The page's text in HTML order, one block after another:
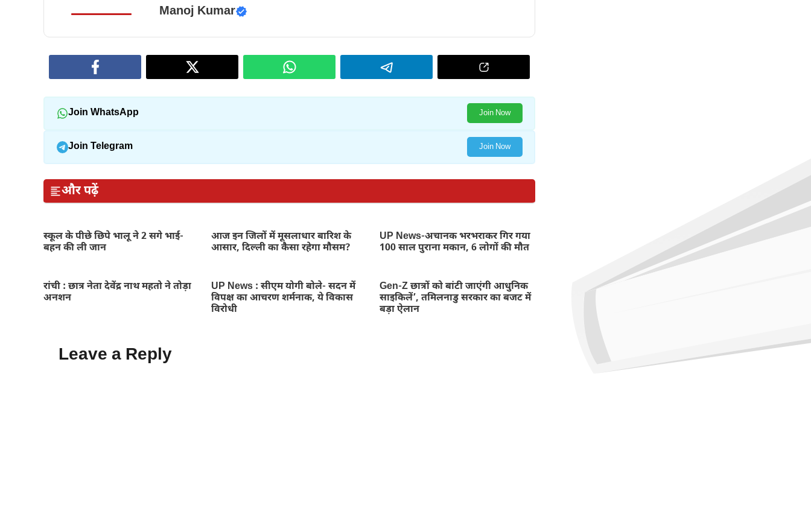
Manoj Kumar
Join WhatsApp Join Now
Join Telegram Join Now
और पढ़ें
स्कूल के पीछे छिपे भालू ने 2 सगे भाई-
बहन की ली जान
आज इन जिलों में मूसलाधार बारिश के
आसार, दिल्ली का कैसा रहेगा मौसम?
UP News-अचानक भरभराकर गिर गया
100 साल पुराना मकान, 6 लोगों की मौत
रांची : छात्र नेता देवेंद्र नाथ महतो ने तोड़ा
अनशन
UP News : सीएम योगी बोले- सदन में
विपक्ष का आचरण शर्मनाक, ये विकास
विरोधी
Gen-Z छात्रों को बांटी जाएंगी आधुनिक
साइकिलें’, तमिलनाडु सरकार का बजट में
बड़ा ऐलान
Leave a Reply